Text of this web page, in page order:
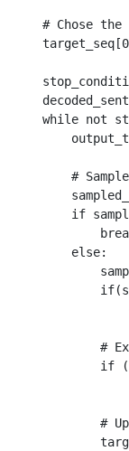
# Chose the
while not
#
if
        else:
#
if
#